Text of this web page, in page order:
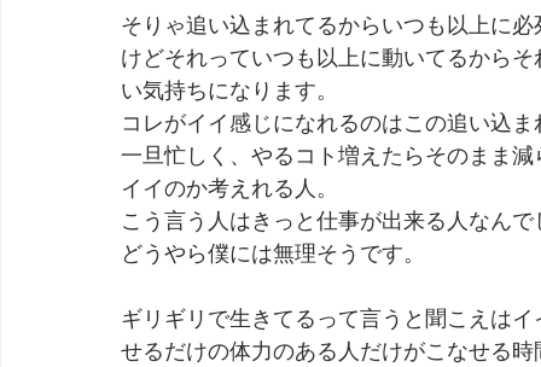
そりゃ追い込まれてるからいつも以上に
けどそれっていつも以上に動いてるから
い気持ちになります。
コレがイイ感じになれるのはこの追い込
一旦忙しく、やるコト増えたらそのまま
イイのか考えれる人。
こう言う人はきっと仕事が出来る人なん
どうやら僕には無理そうです。
ギリギリで生きてるって言うと聞こえは
せるだけの体力のある人だけがこなせる